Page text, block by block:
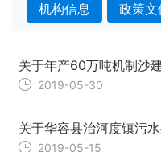
机构信息 政策文
关于年产60万吨机制沙
2019-05-30
关于华容县治河度镇污
2019-05-15